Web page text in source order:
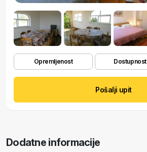
Opremljenost Dostupnost
Pošalji upit
Dodatne informacije